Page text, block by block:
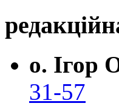
о. Ігор
31-57